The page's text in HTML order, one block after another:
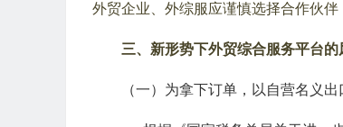
外贸企业、外综服应谨慎选择合作伙
三、 新形势下外贸综合服务平台的
（一）为拿下订单，以自营名义出